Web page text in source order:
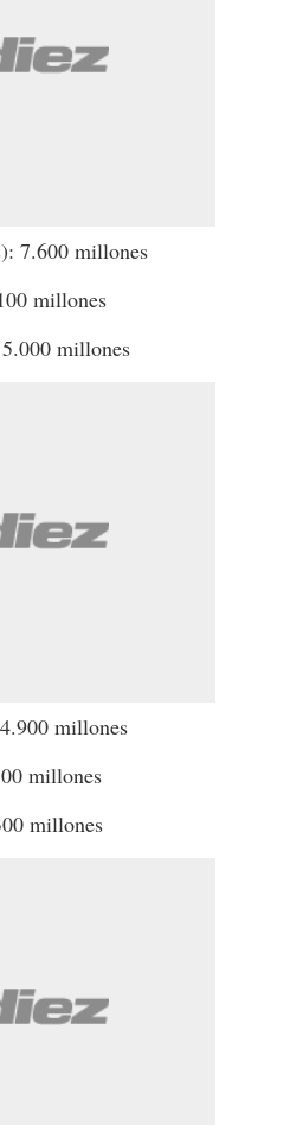
7.600 millones
millones
millones
millones
millones
millones